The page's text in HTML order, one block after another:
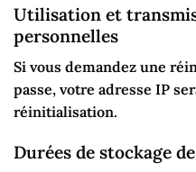
Utilisation et
personnelles
Si vous demandez une
passe, votre adresse IP
réinitialisation.
Durées de stockage